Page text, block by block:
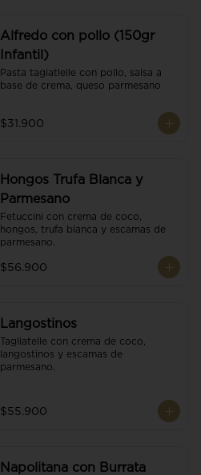
Alfredo con pollo (150gr
Infantil)
Pasta tagiatlelle con pollo, salsa a
base de crema, queso parmesano
$31.900
Hongos Trufa Blanca y
Parmesano
Fetuccini con crema de coco,
hongos, trufa blanca y escamas de
parmesano.
$56.900
Langostinos
Tagliatelle con crema de coco,
langostinos y escamas de
parmesano.
$55.900
Napolitana con Burrata